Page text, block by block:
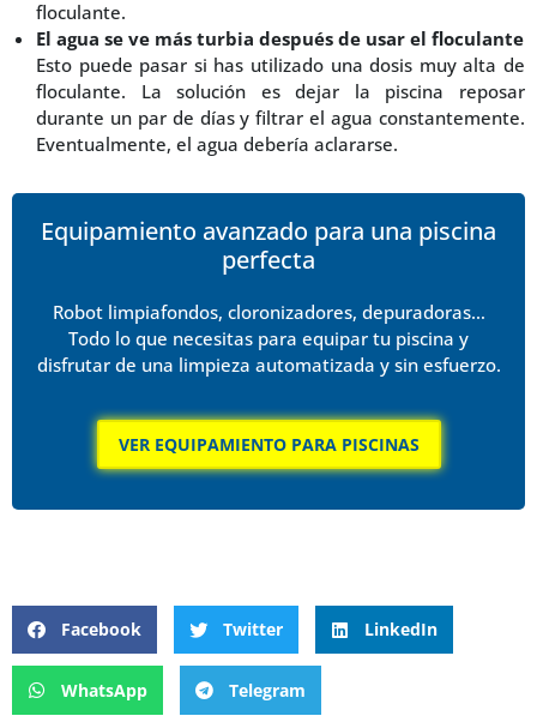
floculante.
El agua se ve más turbia después de usar el floculante
Esto puede pasar si has utilizado una dosis muy alta de
floculante. La solución es dejar la piscina reposar
durante un par de días y filtrar el agua constantemente.
Eventualmente, el agua debería aclararse.
Equipamiento avanzado para una piscina
perfecta
Robot limpiafondos, cloronizadores, depuradoras…
Todo lo que necesitas para equipar tu piscina y
disfrutar de una limpieza automatizada y sin esfuerzo.
VER EQUIPAMIENTO PARA PISCINAS
Facebook Twitter LinkedIn
WhatsApp Telegram